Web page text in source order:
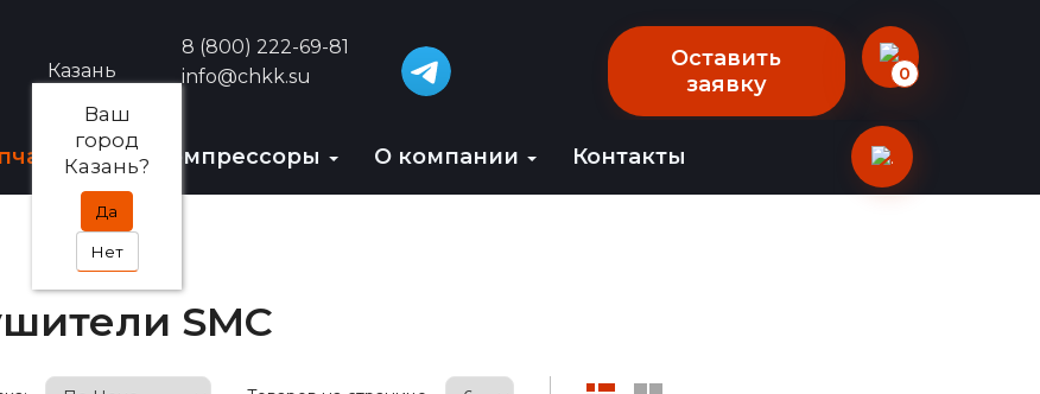
Казань
Ваш
город
Казань?
Да
Нет
8 (800) 222-69-81
info@chkk.su
Оставить
заявку
0
БУ-компрессоры О компании Контакты
SMC